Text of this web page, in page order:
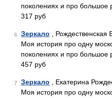
поколениях и про большое
317 руб
6 Зеркало , Рождественская
Моя история про одну
поколениях и про большое
457 руб
7 Зеркало , Екатерина
Моя история про одну